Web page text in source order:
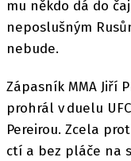
mu někdo dá do
neposlušným
nebude.
Zápasník MMA Jiří
prohrál v duelu
Pereirou. Zcela
ctí a bez pláče na